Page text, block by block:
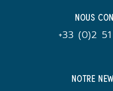
NOUS
+33 (0)2
NOTRE